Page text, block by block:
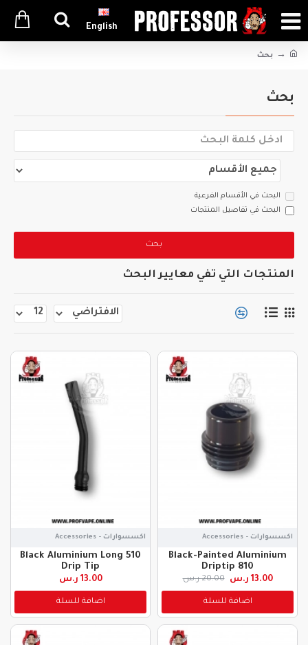
English
بحث
بحث
البحث في الأقسام الفرعية
البحث في تفاصيل المنتجات
بحث
المنتجات التي تفي معايير البحث
اكسسوارات - Accessories
Black-Painted Aluminium
Driptip 810
13.00 ر.س 20.00 ر.س
اضافة للسلة
اكسسوارات - Accessories
Black Aluminium Long 510
Drip Tip
13.00 ر.س
اضافة للسلة